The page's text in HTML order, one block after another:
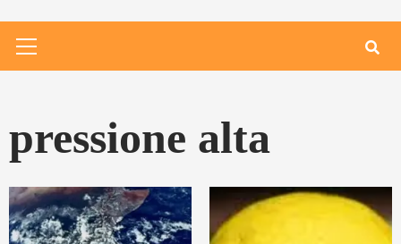
Menu
pressione alta